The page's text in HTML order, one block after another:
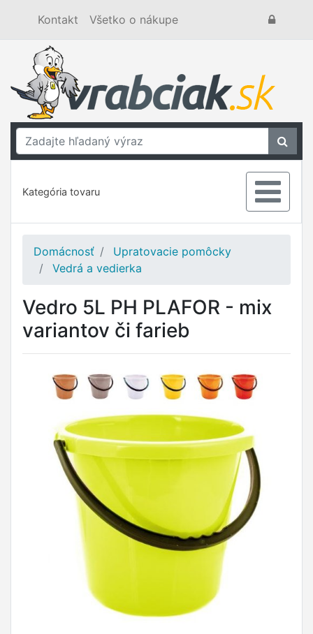
Kontakt Všetko o nákupe
Kategória tovaru
Domácnosť
Upratovacie pomôcky
Vedrá a vedierka
Vedro 5L PH PLAFOR - mix
variantov či farieb